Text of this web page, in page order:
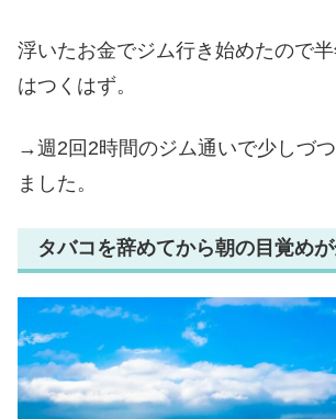
浮いたお金でジム行き始めたので
はつくはず。
→週2回2時間のジム通いで少しづ
ました。
タバコを辞めてから朝の目覚めが